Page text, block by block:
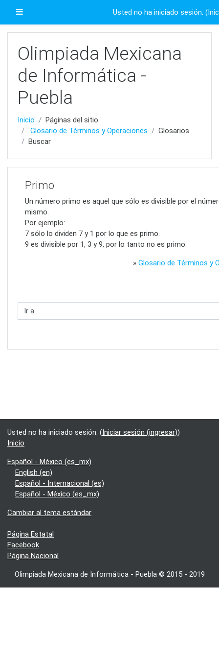
Usted no ha iniciado sesión. (
Olimpiada Mexicana
de Informática -
Puebla
Inicio
Páginas del sitio
Glosario de Términos y Operaciones
Glosarios
Buscar
Primo
Un número primo es aquel que sólo es divisible por el
mismo.
Por ejemplo:
7 sólo lo dividen 7 y 1 por lo que es primo.
9 es divisible por 1, 3 y 9, por lo tanto no es primo.
» Glosario de Términos y
Ir a...
Usted no ha iniciado sesión. (Iniciar sesión (ingresar))
Inicio
Español - México ‎(es_mx)‎
English ‎(en)‎
Español - Internacional ‎(es)‎
Español - México ‎(es_mx)‎
Cambiar al tema estándar
Página Estatal
Facebook
Página Nacional
Olimpiada Mexicana de Informática - Puebla © 2015 - 2019